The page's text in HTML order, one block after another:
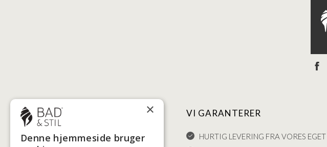
NYTTIGE LINKS
HANDELSBETINGELSER
VI GARANTERER
HURTIG LEVERING FRA VORES
×
Denne hjemmeside bruger